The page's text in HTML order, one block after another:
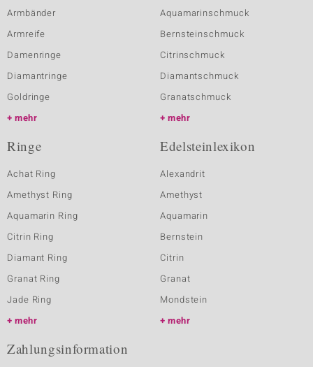
Armbänder
Armreife
Damenringe
Diamantringe
Goldringe
mehr
Aquamarinschmuck
Bernsteinschmuck
Citrinschmuck
Diamantschmuck
Granatschmuck
mehr
Ringe
Achat Ring
Amethyst Ring
Aquamarin Ring
Citrin Ring
Diamant Ring
Granat Ring
Jade Ring
mehr
Edelsteinlexikon
Alexandrit
Amethyst
Aquamarin
Bernstein
Citrin
Granat
Mondstein
mehr
Zahlungsinformation